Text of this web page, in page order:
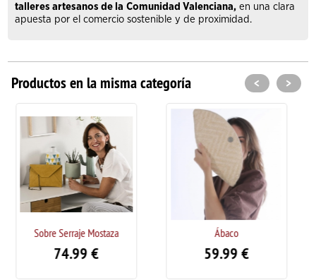
talleres artesanos de la Comunidad Valenciana, en una clara
apuesta por el comercio sostenible y de proximidad.
Productos en la misma categoría
Ábaco
59.99 49.99
< >